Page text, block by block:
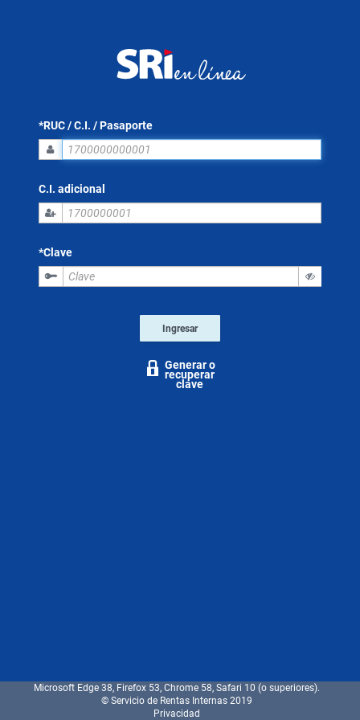
*RUC / C.I. / Pasaporte
C.I. adicional
*Clave
Generar o
recuperar
clave
Microsoft Edge 38, Firefox 53, Chrome 58, Safari 10 (o superiores).
© Servicio de Rentas Internas 2019
Privacidad